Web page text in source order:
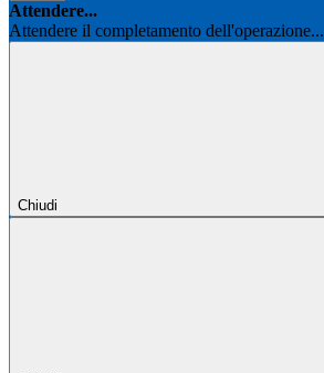
Attendere...
Attendere il completamento dell'operazione...
Chiudi